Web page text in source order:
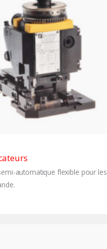
automatique flexible pour les